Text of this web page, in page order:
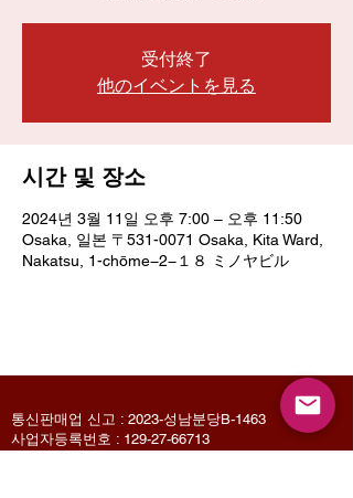
受付終了
他のイベントを見る
시간 및 장소
2024년 3월 11일 오후 7:00 – 오후 11:50
Osaka, 일본 〒531-0071 Osaka, Kita Ward,
Nakatsu, 1-chōme−2−１８ ミノヤビル
통신판매업 신고 : 2023-성남분당B-1463
사업자등록번호 : 129-27-66713